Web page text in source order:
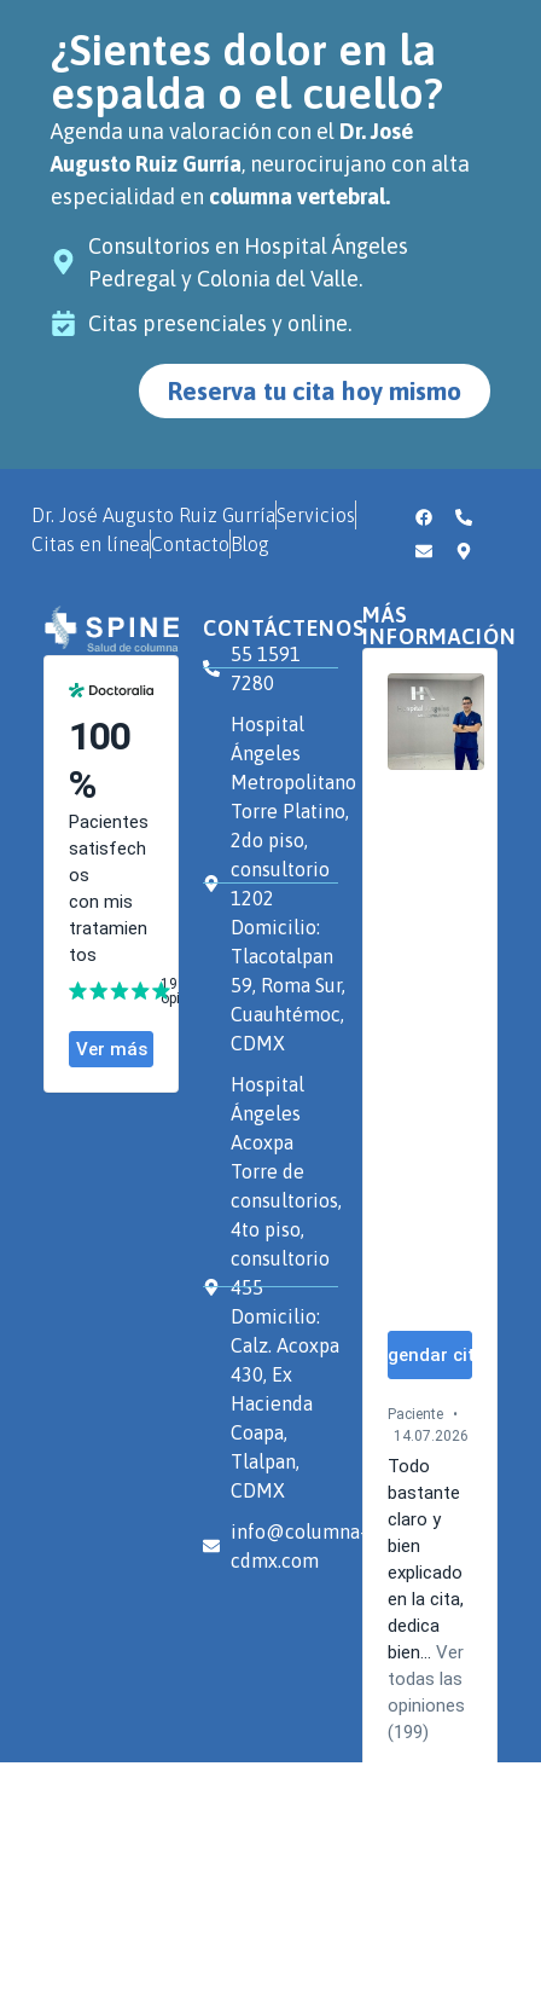
¿Sientes dolor en la
espalda o el cuello?
Agenda una valoración con el Dr. José
Augusto Ruiz Gurría, neurocirujano con alta
especialidad en columna vertebral.
Consultorios en Hospital Ángeles
Pedregal y Colonia del Valle.
Citas presenciales y online.
Reserva tu cita hoy mismo
Dr. José Augusto Ruiz GurríaServicios
Citas en líneaContactoBlog
CONTÁCTENOS
55 1591
7280
Hospital
Ángeles
Metropolitano
Torre Platino,
2do piso,
consultorio
1202
Domicilio:
Tlacotalpan
59, Roma Sur,
Cuauhtémoc,
CDMX
Hospital
Ángeles
Acoxpa
Torre de
consultorios,
4to piso,
consultorio
455
Domicilio:
Calz. Acoxpa
430, Ex
Hacienda
Coapa,
Tlalpan,
CDMX
info@columna-
cdmx.com
MÁS
INFORMACIÓN